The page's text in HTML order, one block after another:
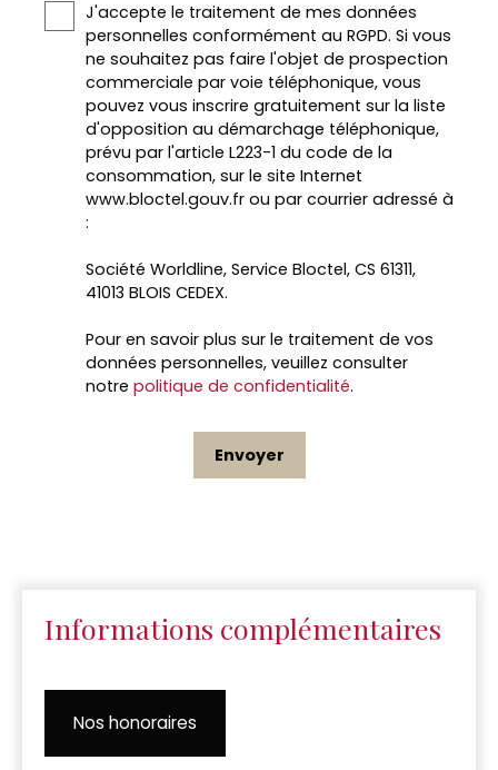
J'accepte le traitement de mes données
personnelles conformément au RGPD. Si vous
ne souhaitez pas faire l'objet de prospection
commerciale par voie téléphonique, vous
pouvez vous inscrire gratuitement sur la liste
d'opposition au démarchage téléphonique,
prévu par l'article L223-1 du code de la
consommation, sur le site Internet
www.bloctel.gouv.fr ou par courrier adressé à
:
Société Worldline, Service Bloctel, CS 61311,
41013 BLOIS CEDEX.
Pour en savoir plus sur le traitement de vos
données personnelles, veuillez consulter
notre politique de confidentialité.
Envoyer
Informations complémentaires
Nos honoraires